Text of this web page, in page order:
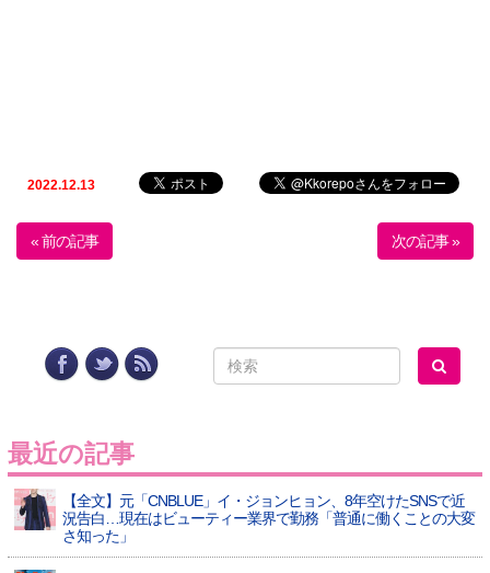
2022.12.13
« 前の記事 次の記事 »
最近の記事
【全文】元「CNBLUE」イ・ジョンヒョン、8年空けたSNSで近
況告白…現在はビューティー業界で勤務「普通に働くことの大変
さ知った」